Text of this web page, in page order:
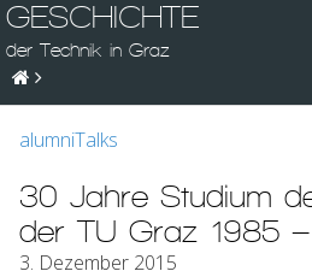
GESCHICHTE
der Technik in Graz
alumniTalks
30 Jahre Studium
der TU Graz 1985
3. Dezember 2015